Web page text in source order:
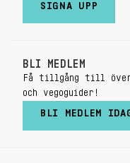
SIGNA UPP
BLI MEDLEM
Få tillgång till
och vegoguider!
BLI MEDLEM